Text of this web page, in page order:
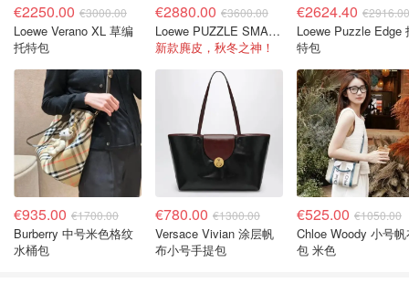
€2250.00 €3000.00
Loewe Verano XL 草编
托特包
€2880.00 €3600.00
Loewe PUZZLE SMALL BAG 手袋
新款麂皮，秋冬之神！
€2624.40 €2916.00
Loewe Puzzle Edge
特包
€935.00 €1700.00
Burberry 中号米色格纹
水桶包
€780.00 €1300.00
Versace Vivian 涂层帆
布小号手提包
€525.00 €1050.00
Chloe Woody 小号帆布
包 米色